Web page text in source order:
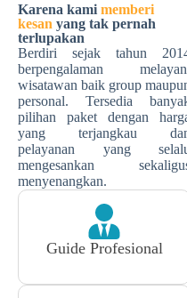
Karena kami memberi
kesan yang tak pernah
terlupakan
Berdiri sejak tahun
berpengalaman
wisatawan baik group
personal. Tersedia
pilihan paket dengan
yang terjangkau
pelayanan yang
mengesankan
menyenangkan.
Guide Profesional